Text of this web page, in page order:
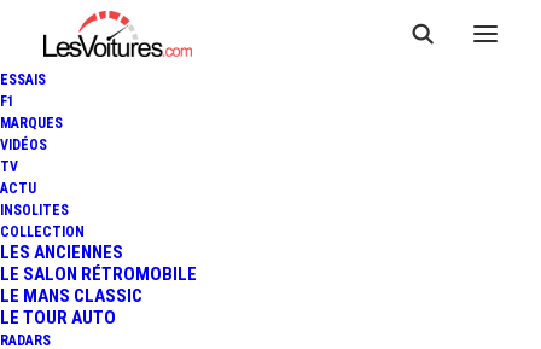
ESSAIS
F1
MARQUES
VIDÉOS
TV
ACTU
INSOLITES
COLLECTION
LES ANCIENNES
LE SALON RÉTROMOBILE
LE MANS CLASSIC
LE TOUR AUTO
RADARS
520